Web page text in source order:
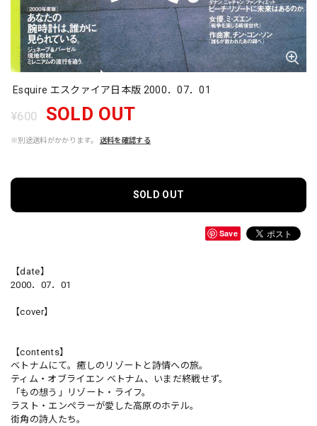
Esquire エスクァイア日本版 2000．07．01
¥600 SOLD OUT
※別途送料がかかります。 送料を確認する
SOLD OUT
Save
【date】
2000．07．01
【cover】
【contents】
ベトナムにて。癒しのリゾートと詩情への旅。
ティム・オブライエン ベトナム、いまだ終戦せず。
「もの想う」リゾート・ライフ。
ラスト・エンペラーが愛した高原のホテル。
街角の詩人たち。